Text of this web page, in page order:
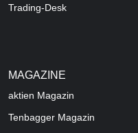
Trading-Desk
MAGAZINE
aktien Magazin
Tenbagger Magazin